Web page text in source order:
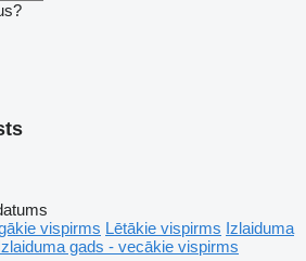
vispirms Lētākie vispirms Izlaiduma
gads - vecākie vispirms